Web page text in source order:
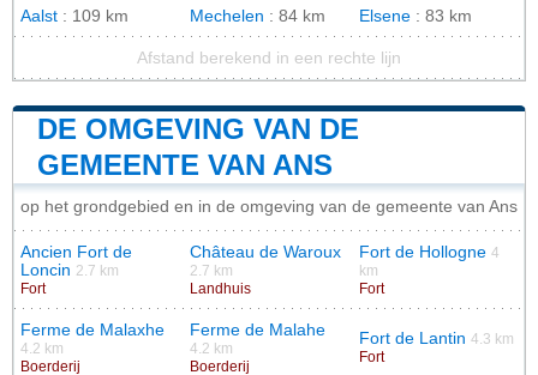
Aalst : 109 km Mechelen : 84 km Elsene : 83 km
Afstand berekend in een rechte lijn
DE OMGEVING VAN DE
GEMEENTE VAN ANS
op het grondgebied en in de omgeving van de gemeente van Ans
Ancien Fort de
Loncin 2.7 km
Fort
Château de Waroux
2.7 km
Landhuis
Fort de Hollogne 4
km
Fort
Ferme de Malaxhe
4.2 km
Boerderij
Ferme de Malahe
4.2 km
Boerderij
Fort de Lantin 4.3 km
Fort